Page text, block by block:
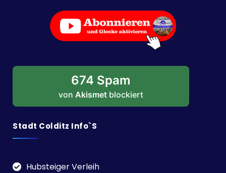
674 Spam
von Akismet blockiert
Stadt Colditz Info`s
Hubsteiger Verleih